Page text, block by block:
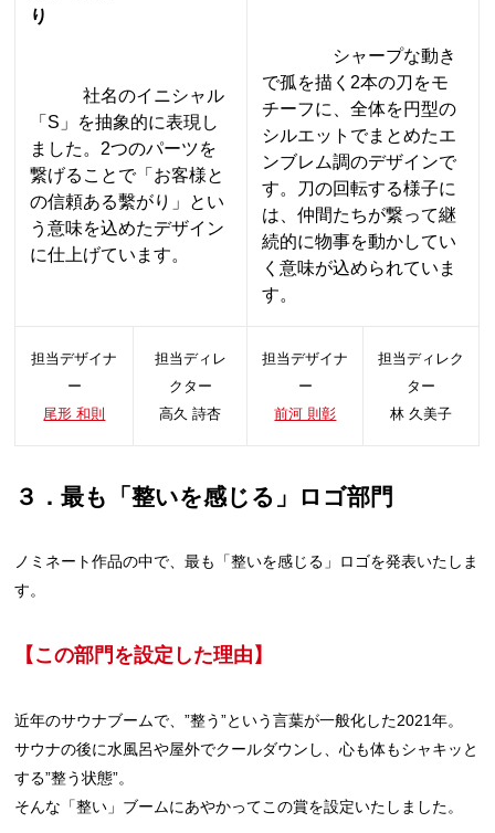
り
社名のイニシャル
「S」を抽象的に表現し
ました。 2つのパーツを
繋げることで「お客様と
の信頼ある繫がり」とい
う意味を込めたデザイン
に仕上げています。
シャープな動き
で孤を描く2本の刀をモ
チーフに、全体を円型の
シルエットでまとめたエ
ンブレム調のデザインで
す。刀の回転する様子に
は、仲間たちが繋って継
続的に物事を動かしてい
く意味が込められていま
す。
担当デザイナ
ー
尾形 和則
担当ディレ
クター
高久 詩杏
担当デザイナ
ー
前河 則彰
担当ディレク
ター
林 久美子
３．最も「整いを感じる」ロゴ部門
ノミネート作品の中で、最も「整いを感じる」ロゴを発表いたしま
す。
【この部門を設定した理由】
近年のサウナブームで、”整う”という言葉が一般化した2021年。
サウナの後に水風呂や屋外でクールダウンし、心も体もシャキッと
する”整う状態”。
そんな「整い」ブームにあやかってこの賞を設定いたしました。